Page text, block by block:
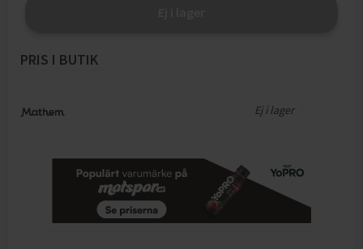
PRIS I BUTIK
Ej i lager